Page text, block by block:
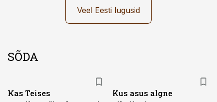
Veel Eesti lugusid
SÕDA
Kas Teises
Kus asus algne